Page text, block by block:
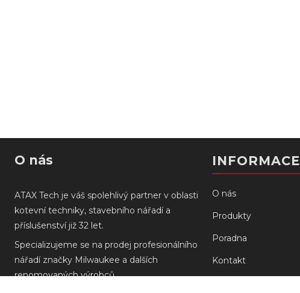
O nás
ATAX Tech je váš spolehlivý partner v oblasti
kotevní techniky, stavebního nářadí a
příslušenství již 32 let.
Specializujeme se na prodej profesionálního
nářadí značky Milwaukee a dalších
renomovaných výrobců.
INFORMACE
O nás
Produkty
Poradna
Kontakt